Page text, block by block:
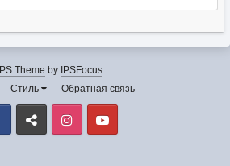
IPS Theme by IPSFocus
Стиль Обратная связь
Facebook VK Instagram